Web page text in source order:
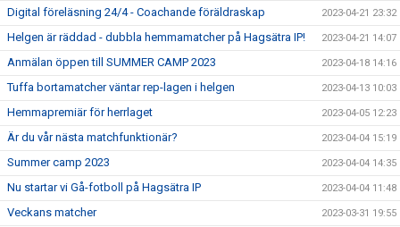
Digital föreläsning 24/4 - Coachande föräldraskap 2023-04-21 23:32
Helgen är räddad - dubbla hemmamatcher på Hagsätra IP! 2023-04-21 14:07
Anmälan öppen till SUMMER CAMP 2023 2023-04-18 14:16
Tuffa bortamatcher väntar rep-lagen i helgen 2023-04-13 10:03
Hemmapremiär för herrlaget 2023-04-05 12:23
Är du vår nästa matchfunktionär? 2023-04-04 15:19
Summer camp 2023 2023-04-04 14:35
Nu startar vi Gå-fotboll på Hagsätra IP 2023-04-04 11:48
Veckans matcher 2023-03-31 19:55